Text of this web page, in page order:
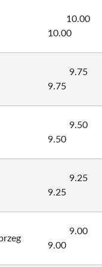
10.00
10.00
9.75
9.75
9.50
9.50
9.25
9.25
9.00
9.00